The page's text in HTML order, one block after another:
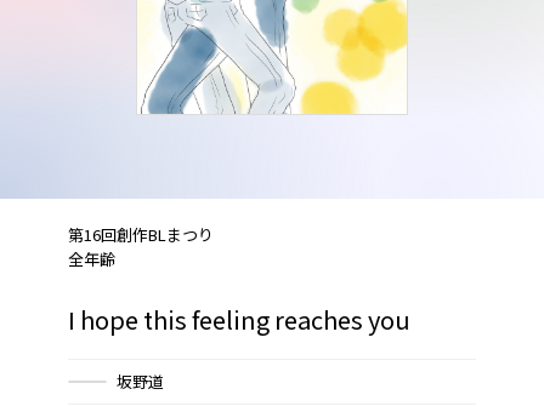
第16回創作BLまつり
全年齢
I hope this feeling reaches you
坂野道